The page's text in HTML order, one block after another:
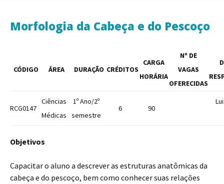
Morfologia da Cabeça e do Pescoço
CÓDIGO ÁREA DURAÇÃO CRÉDITOS
CARGA
HORÁRIA
Nº DE
VAGAS
OFERECIDAS
RCG0147
Ciências
Médicas
1º Ano/2º
semestre
6 90
Objetivos
Capacitar o aluno a descrever as estruturas anatômicas da
cabeça e do pescoço, bem como conhecer suas relações